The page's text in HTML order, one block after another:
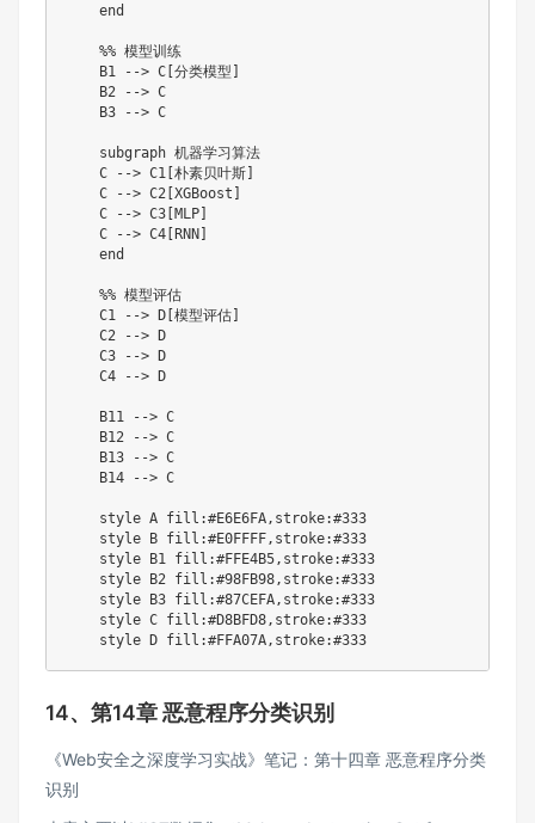
    end
    %% 模型训练
    B1 --> C[分类模型]
    B2 --> C
    B3 --> C
    subgraph 机器学习算法
    C --> C1[朴素贝叶斯]
    C --> C2[XGBoost]
    C --> C3[MLP]
    C --> C4[RNN]
    end
    %% 模型评估
    C1 --> D[模型评估]
    C2 --> D
    C3 --> D
    C4 --> D
    B11 --> C
    B12 --> C
    B13 --> C
    B14 --> C
    style A fill:#E6E6FA,stroke:#333
    style B fill:#E0FFFF,stroke:#333
    style B1 fill:#FFE4B5,stroke:#333
    style B2 fill:#98FB98,stroke:#333
    style B3 fill:#87CEFA,stroke:#333
    style C fill:#D8BFD8,stroke:#333
    style D fill:#FFA07A,stroke:#333
14、第14章 恶意程序分类识别
《Web安全之深度学习实战》笔记：第十四章 恶意程序分类
识别